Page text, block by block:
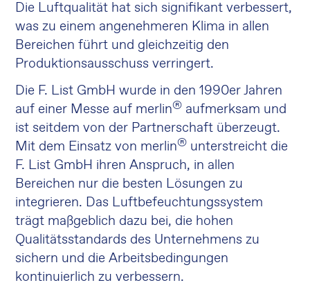
Die Luftqualität hat sich signifikant verbessert,
was zu einem angenehmeren Klima in allen
Bereichen führt und gleichzeitig den
Produktionsausschuss verringert.
Die F. List GmbH wurde in den 1990er Jahren
auf einer Messe auf merlin® aufmerksam und
ist seitdem von der Partnerschaft überzeugt.
Mit dem Einsatz von merlin® unterstreicht die
F. List GmbH ihren Anspruch, in allen
Bereichen nur die besten Lösungen zu
integrieren. Das Luftbefeuchtungssystem
trägt maßgeblich dazu bei, die hohen
Qualitätsstandards des Unternehmens zu
sichern und die Arbeitsbedingungen
kontinuierlich zu verbessern.